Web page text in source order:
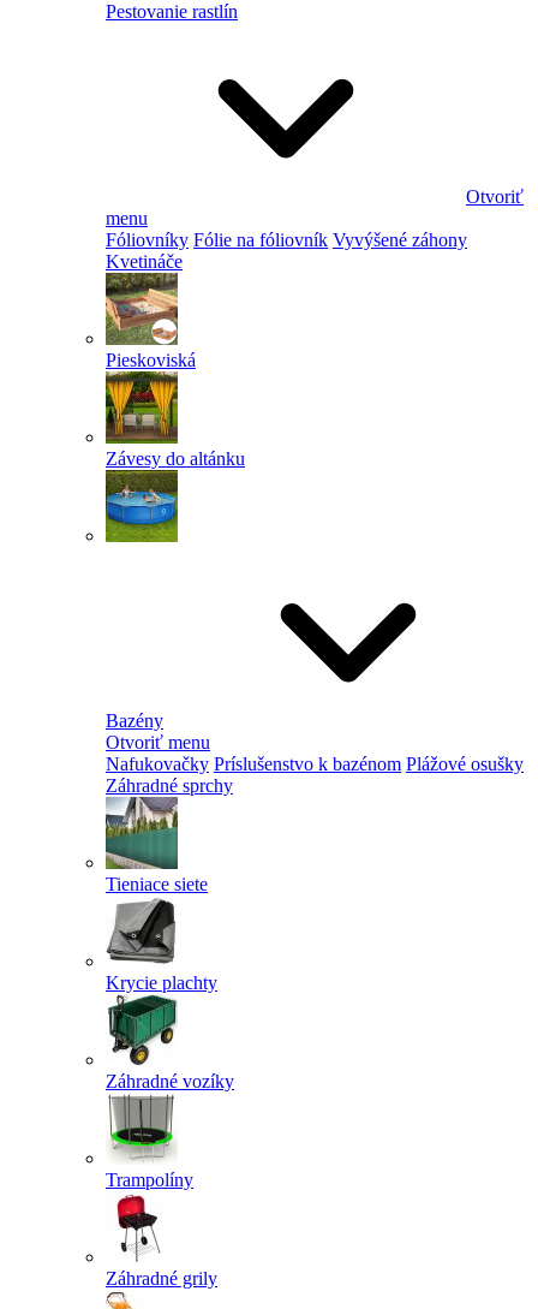
Pestovanie rastlín
Otvoriť
menu
Fóliovníky Fólie na fóliovník Vyvýšené záhony
Kvetináče
Pieskoviská
Závesy do altánku
Bazény
Otvoriť menu
Nafukovačky Príslušenstvo k bazénom Plážové osušky
Záhradné sprchy
Tieniace siete
Krycie plachty
Záhradné vozíky
Trampolíny
Záhradné grily